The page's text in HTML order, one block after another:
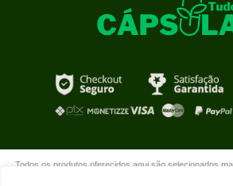
Todos os produtos oferecidos aqui são selecionados